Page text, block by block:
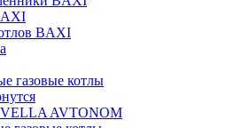
BAXI
газовые котлы
AVTONOM